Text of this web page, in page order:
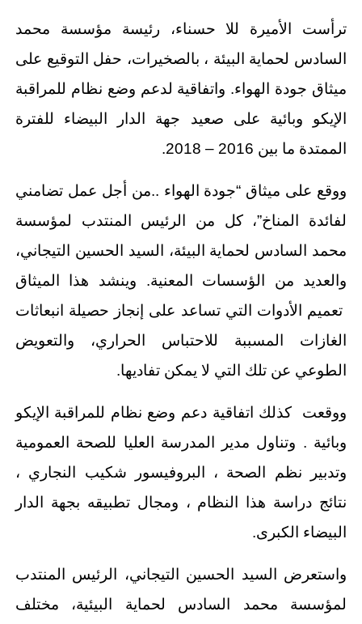
ترأست الأميرة للا حسناء، رئيسة مؤسسة محمد
السادس لحماية البيئة ، بالصخيرات، حفل التوقيع على
ميثاق جودة الهواء. و اتفاقية لدعم وضع نظام للمراقبة
الإيكو وبائية على صعيد جهة الدار البيضاء للفترة
الممتدة ما بين 2016 – 2018.
ووقع على ميثاق “جودة الهواء ..من أجل عمل تضامني
لفائدة المناخ”، كل من الرئيس المنتدب لمؤسسة
محمد السادس لحماية البيئة، السيد الحسين التيجاني،
والعديد من الؤسسات المعنية. وينشد هذا الميثاق
تعميم الأدوات التي تساعد على إنجاز حصيلة انبعاثات
الغازات المسببة للاحتباس الحراري، والتعويض
الطوعي عن تلك التي لا يمكن تفاديها.
ووقعت كذلك اتفاقية دعم وضع نظام للمراقبة الإيكو
وبائية . وتناول مدير المدرسة العليا للصحة العمومية
وتدبير نظم الصحة ، البروفيسور شكيب النجاري ،
نتائج دراسة هذا النظام ، ومجال تطبيقه بجهة الدار
البيضاء الكبرى.
واستعرض السيد الحسين التيجاني، الرئيس المنتدب
لمؤسسة محمد السادس لحماية البيئية، مختلف